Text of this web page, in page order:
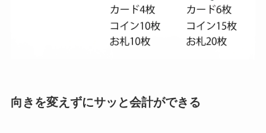
向きを変えずにサッと会計ができる